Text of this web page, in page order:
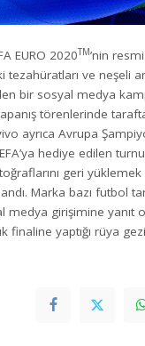
EURO 2020TM’nin
ve neşeli
bir sosyal medya
törenlerinde
ayrıca Avrupa
hediye edilen
geri
Marka bazı futbol
medya girişimine yanıt
finaline yaptığı rüya